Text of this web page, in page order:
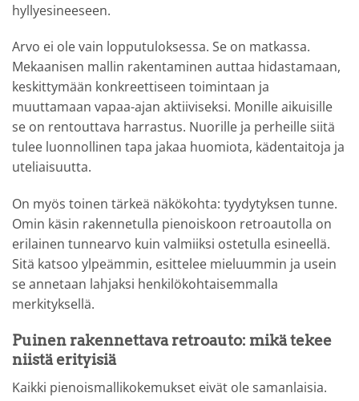
hyllyesineeseen.
Arvo ei ole vain lopputuloksessa. Se on matkassa.
Mekaanisen mallin rakentaminen auttaa hidastamaan,
keskittymään konkreettiseen toimintaan ja
muuttamaan vapaa-ajan aktiiviseksi. Monille aikuisille
se on rentouttava harrastus. Nuorille ja perheille siitä
tulee luonnollinen tapa jakaa huomiota, kädentaitoja ja
uteliaisuutta.
On myös toinen tärkeä näkökohta: tyydytyksen tunne.
Omin käsin rakennetulla pienoiskoon retroautolla on
erilainen tunnearvo kuin valmiiksi ostetulla esineellä.
Sitä katsoo ylpeämmin, esittelee mieluummin ja usein
se annetaan lahjaksi henkilökohtaisemmalla
merkityksellä.
Puinen rakennettava retroauto: mikä tekee
niistä erityisiä
Kaikki pienoismallikokemukset eivät ole samanlaisia.